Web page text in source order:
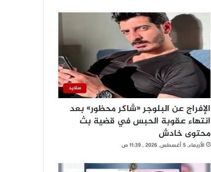
سلايد
الإفراج عن البلوجر «شاكر محظور» بعد
انتهاء عقوبة الحبس في قضية بث
محتوى خادش
الأربعاء, 5 أغسطس, 2026 , 11:39 ص